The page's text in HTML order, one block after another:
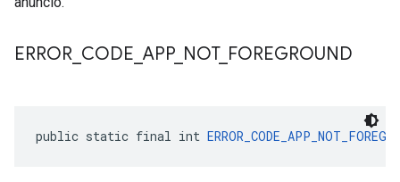
ERROR CODE APP_ NOT_ FOREGROUND
public static final int